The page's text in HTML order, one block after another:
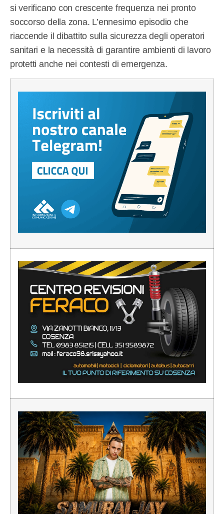
si verificano con crescente frequenza nei pronto
soccorso della zona. L’ennesimo episodio che
riaccende il dibattito sulla sicurezza degli operatori
sanitari e la necessità di garantire ambienti di lavoro
protetti anche nei contesti di emergenza.